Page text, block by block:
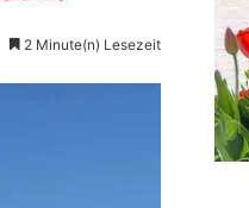
2 Minute(n) Lesezeit